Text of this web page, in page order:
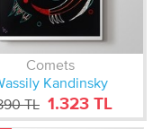
Comets
Kandinsky
TL 1.323 TL